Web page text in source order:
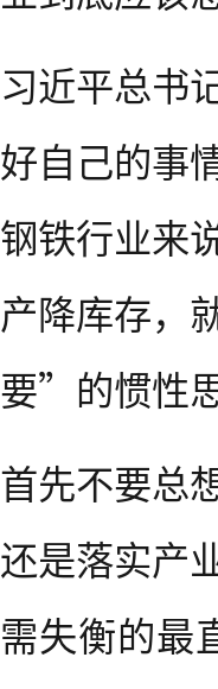
习近平总书
好自己的事
钢铁行业来
产降库存，
要”的惯性
首先不要总
还是落实产
需失衡的最